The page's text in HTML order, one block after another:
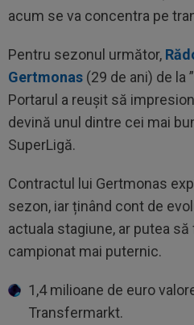
acum se va concentra pe
Pentru sezonul următor,
Gertmonas (29 de ani) de la
Portarul a reușit să
devină unul dintre cei mai
SuperLigă.
Contractul lui Gertmonas
sezon, iar ținând cont de
actuala stagiune, ar putea
campionat mai puternic.
1,4 milioane de euro
Transfermarkt.